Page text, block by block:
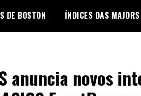
DE BOSTON ÍNDICES DAS MAJORS
anuncia novos